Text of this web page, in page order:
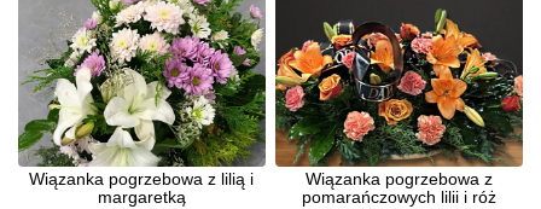
Wiązanka pogrzebowa z lilią i
margaretką
Wiązanka pogrzebowa z
pomarańczowych lilii i róż